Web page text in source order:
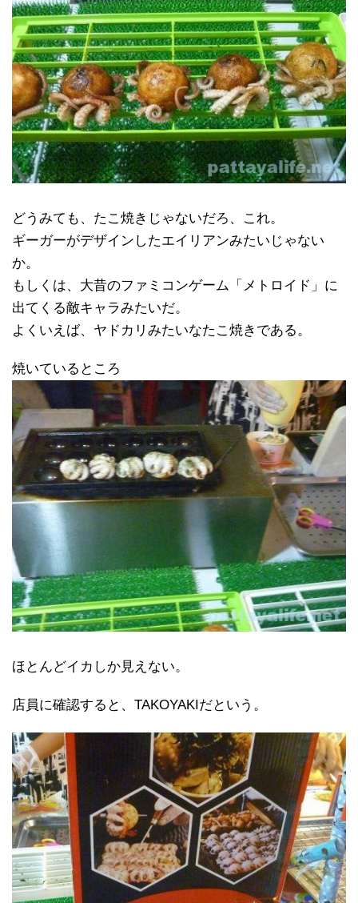
どうみても、たこ焼きじゃないだろ、これ。
ギーガーがデザインしたエイリアンみたいじゃない
か。
もしくは、大昔のファミコンゲーム「メトロイド」に
出てくる敵キャラみたいだ。
よくいえば、ヤドカリみたいなたこ焼きである。
焼いているところ
ほとんどイカしか見えない。
店員に確認すると、TAKOYAKIだという。